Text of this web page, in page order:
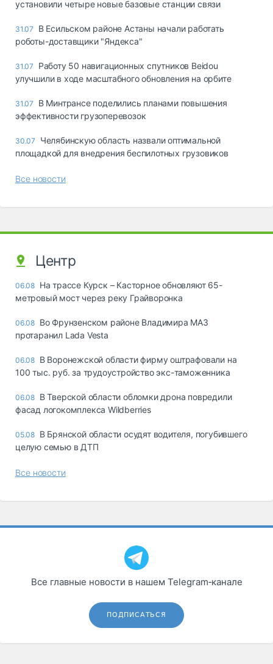
установили четыре новые базовые станции связи
31.07
В Есильском районе Астаны начали работать
роботы-доставщики "Яндекса"
31.07
Работу 50 навигационных спутников Beidou
улучшили в ходе масштабного обновления на орбите
31.07
В Минтрансе поделились планами повышения
эффективности грузоперевозок
30.07
Челябинскую область назвали оптимальной
площадкой для внедрения беспилотных грузовиков
Все новости
Центр
06.08 На трассе Курск – Касторное обновляют 65-
метровый мост через реку Грайворонка
06.08 Во Фрунзенском районе Владимира МАЗ
протаранил Lada Vesta
06.08 В Воронежской области фирму оштрафовали на
100 тыс. руб. за трудоустройство экс-таможенника
06.08 В Тверской области обломки дрона повредили
фасад логокомплекса Wildberries
05.08 В Брянской области осудят водителя, погубившего
целую семью в ДТП
Все новости
Все главные новости в нашем Telegram‑канале
ПОДПИСАТЬСЯ